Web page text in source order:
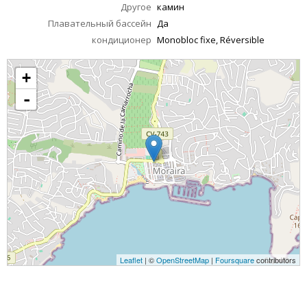
Другое камин
Плавательный бассейн Да
кондиционер Monobloc fixe, Réversible
+
-
Leaflet | ©OpenStreetMap | Foursquarecontributors